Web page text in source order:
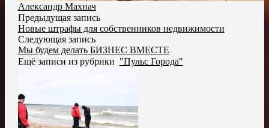
Александр Махнач
Предыдущая запись
Новые штрафы для собственников недвижимости
Следующая запись
Мы будем делать БИЗНЕС ВМЕСТЕ
Ещё записи из рубрики "Пульс Города"